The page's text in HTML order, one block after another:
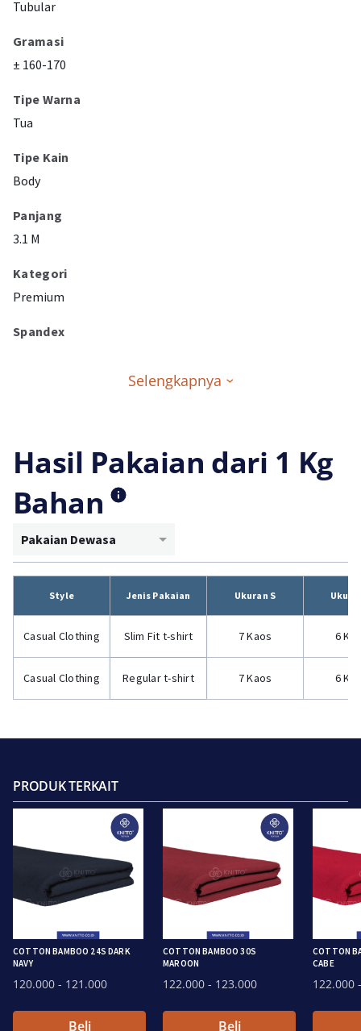
Tubular
Gramasi
± 160-170
Tipe Warna
Tua
Tipe Kain
Body
Panjang
3.1 M
Kategori
Premium
Spandex
Selengkapnya
Hasil Pakaian dari 1 Kg
Bahan
Pakaian Dewasa
Style Jenis Pakaian Ukuran S
Casual Clothing Slim Fit t-shirt 7 Kaos 6
Casual Clothing Regular t-shirt 7 Kaos 6
PRODUK TERKAIT
COTTON BAMBOO 24S DARK
NAVY
120.000 - 121.000
Beli
COTTON BAMBOO 30S
MAROON
122.000 - 123.000
Beli
COTTON
CABE
122.000